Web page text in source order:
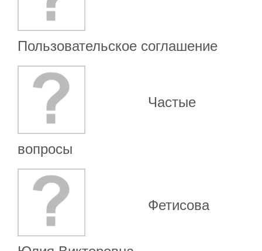
Пользовательское соглашение
Частые
вопросы
Фетисова